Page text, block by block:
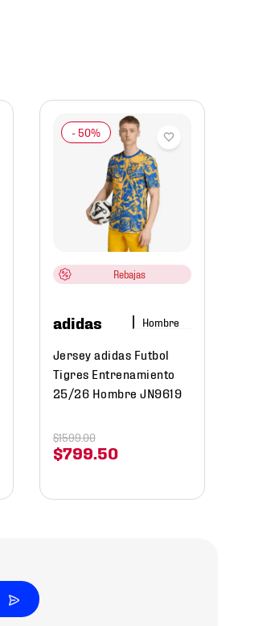
Rebajas
adidas Hombre
Jersey adidas Futbol
Tigres Entrenamiento
25/26 Hombre JN9619
$799.50
$1599.00